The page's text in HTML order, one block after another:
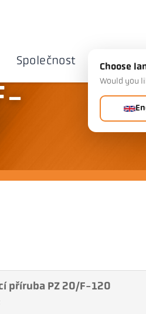
Společnost
příruba PZ 20/F-120
Choose
Would you